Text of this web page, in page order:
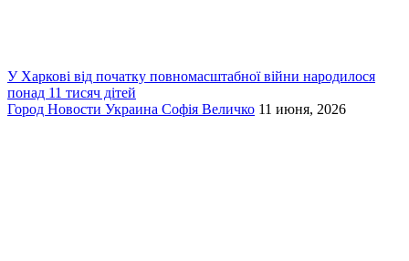
У Харкові від початку повномасштабної війни народилося
понад 11 тисяч дітей
Город Новости Украина Софія Величко 11 июня, 2026